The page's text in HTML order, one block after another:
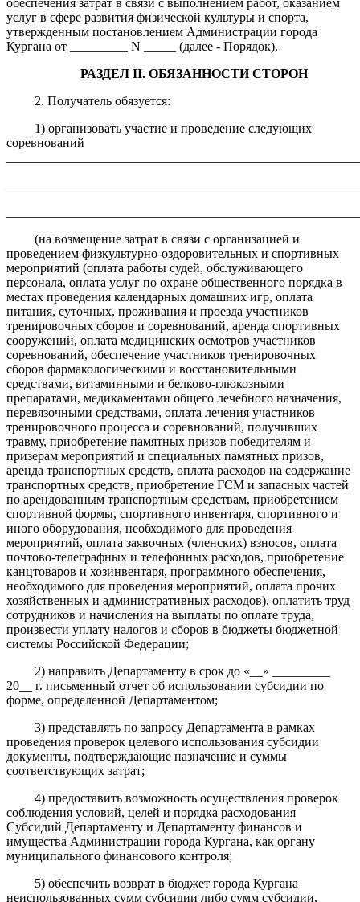
услуг в сфере развития физической культуры и спорта,
утвержденным постановлением Администрации города
Кургана от _________ N _____ (далее - Порядок).
РАЗДЕЛ II. ОБЯЗАННОСТИ СТОРОН
2. Получатель обязуется:
1) организовать участие и проведение следующих
соревнований
(на возмещение затрат в связи с организацией и
проведением физкультурно-оздоровительных и спортивных
мероприятий (оплата работы судей, обслуживающего
персонала, оплата услуг по охране общественного порядка в
местах проведения календарных домашних игр, оплата
питания, суточных, проживания и проезда участников
тренировочных сборов и соревнований, аренда спортивных
сооружений, оплата медицинских осмотров участников
соревнований, обеспечение участников тренировочных
сборов фармакологическими и восстановительными
средствами, витаминными и белково-глюкозными
препаратами, медикаментами общего лечебного назначения,
перевязочными средствами, оплата лечения участников
тренировочного процесса и соревнований, получивших
травму, приобретение памятных призов победителям и
призерам мероприятий и специальных памятных призов,
аренда транспортных средств, оплата расходов на содержание
транспортных средств, приобретение ГСМ и запасных частей
по арендованным транспортным средствам, приобретением
спортивной формы, спортивного инвентаря, спортивного и
иного оборудования, необходимого для проведения
мероприятий, оплата заявочных (членских) взносов, оплата
почтово-телеграфных и телефонных расходов, приобретение
канцтоваров и хозинвентаря, программного обеспечения,
необходимого для проведения мероприятий, оплата прочих
хозяйственных и административных расходов), оплатить труд
сотрудников и начисления на выплаты по оплате труда,
произвести уплату налогов и сборов в бюджеты бюджетной
системы Российской Федерации;
2) направить Департаменту в срок до «__» _________
20__ г. письменный отчет об использовании субсидии по
форме, определенной Департаментом;
3) представлять по запросу Департамента в рамках
проведения проверок целевого использования субсидии
документы, подтверждающие назначение и суммы
соответствующих затрат;
4) предоставить возможность осуществления проверок
соблюдения условий, целей и порядка расходования
Субсидий Департаменту и Департаменту финансов и
имущества Администрации города Кургана, как органу
муниципального финансового контроля;
5) обеспечить возврат в бюджет города Кургана
неиспользованных сумм субсидии либо сумм субсидии,